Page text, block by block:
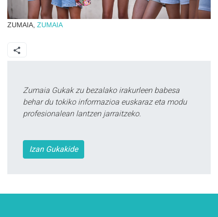
ZUMAIA, ZUMAIA
Zumaia Gukak zu bezalako irakurleen babesa
behar du tokiko informazioa euskaraz eta modu
profesionalean lantzen jarraitzeko.
Izan Gukakide